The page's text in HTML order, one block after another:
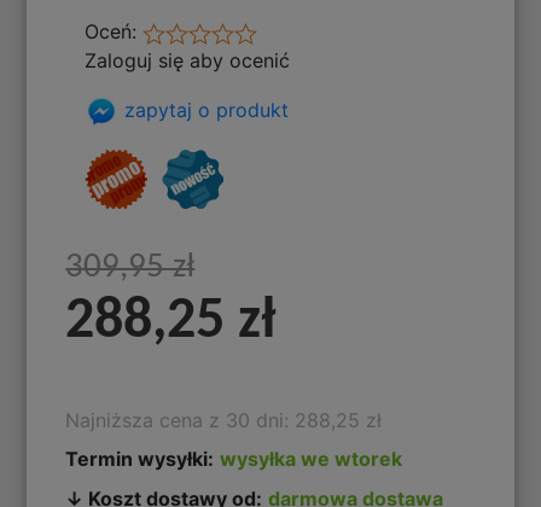
Oceń:
Zaloguj się aby ocenić
zapytaj o produkt
309,95 zł
288,25 zł
Najniższa cena z 30 dni: 288,25 zł
Termin wysyłki: wysyłka we wtorek
↓ Koszt dostawy od: darmowa dostawa